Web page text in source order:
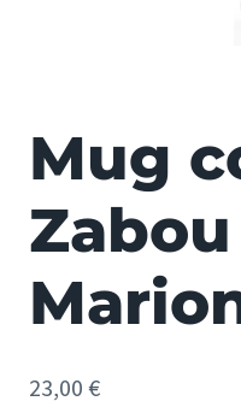
Mug
Zabou
23,00 €